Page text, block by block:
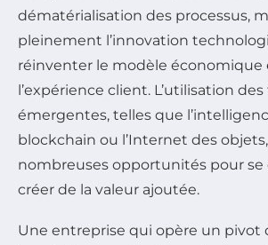
dématérialisation des processus,
pleinement l’innovation
réinventer le modèle économique
l’expérience client. L’utilisation
émergentes, telles que
blockchain ou l’Internet des
nombreuses opportunités pour se
créer de la valeur ajoutée.
Une entreprise qui opère un pivot